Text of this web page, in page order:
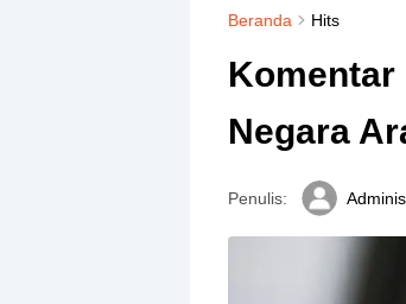
Beranda Hits
Komentar
Negara
Penulis: